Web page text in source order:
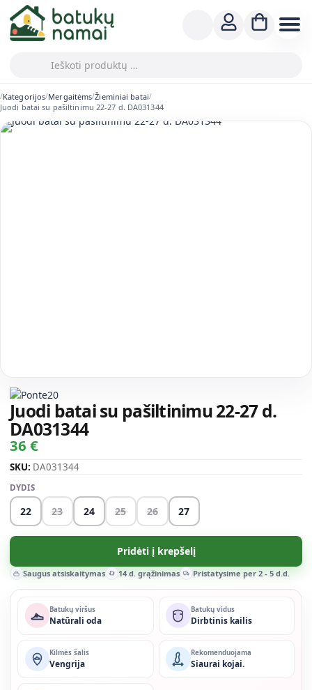
/Kategorijos/Mergaitėms/Žieminiai batai/
Juodi batai su pašiltinimu 22-27 d. DA031344
Juodi batai su pašiltinimu 22-27 d.
DA031344
36 €
SKU: DA031344
DYDIS
22 23 24 25 26 27
Pridėti į krepšelį
Saugus atsiskaitymas 14 d. grąžinimas Pristatysime per 2 - 5 d.d.
Batukų viršus
Natūrali oda
Batukų vidus
Dirbtinis kailis
Kilmės šalis
Vengrija
Rekomenduojama
Siaurai kojai.